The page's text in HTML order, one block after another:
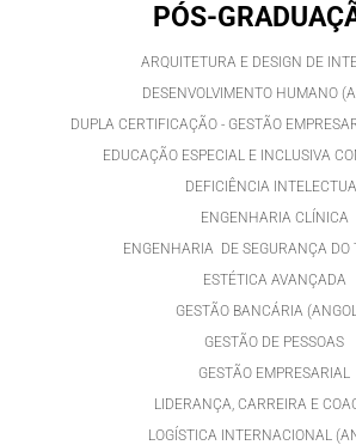
PÓS-
ARQUITETURA E DESIGN DE
DESENVOLVIMENTO HUMANO
DUPLA CERTIFICAÇÃO - GESTÃO
EDUCAÇÃO ESPECIAL E INCLUSIVA
DEFICIÊNCIA
ENGENHARIA CLÍNICA
ENGENHARIA DE SEGURANÇA DO
ESTÉTICA AVANÇADA
GESTÃO BANCÁRIA
GESTÃO DE PESSOAS
GESTÃO EMPRESARIAL
LIDERANÇA, CARREIRA E
LOGÍSTICA INTERNACIONAL